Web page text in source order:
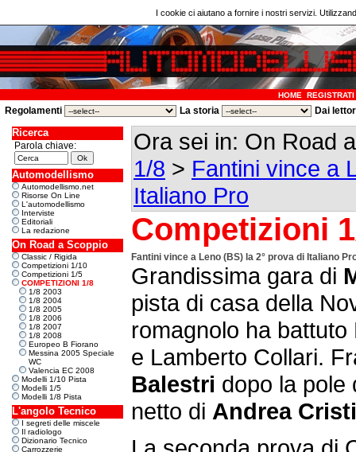
I cookie ci aiutano a fornire i nostri servizi.
HOME REGISTRATI
Regolamenti La storia Dai
Ricerca
Parola chiave:
Automodellismo
Automodellismo.net
Risorse On Line
L'automodellismo
Interviste
Editoriali
La redazione
On Road a Scoppio
Classic / Rigida
Competizioni 1/10
Competizioni 1/5
COMPETIZIONI 1/8
1/8 2003
1/8 2004
1/8 2005
1/8 2006
1/8 2007
1/8 2008
Europeo B Fiorano
Messina 2005 Speciale
WC
Valencia EC 2008
Modelli 1/10 Pista
Modelli 1/5
Modelli 1/8 Pista
L'angolo Tecnico
I segreti delle miscele
Il radiologo
Dizionario Tecnico
Carrozzerie
Ora sei in: On Road
1/8 > Fantini vince a
Italiano Pro
Competizioni
Fantini vince a Leno (BS) la 2° prova di Italiano
Grandissima gara di
pista di casa della
romagnolo ha
e Lamberto Collari.
Balestri dopo la pole
netto di Andrea